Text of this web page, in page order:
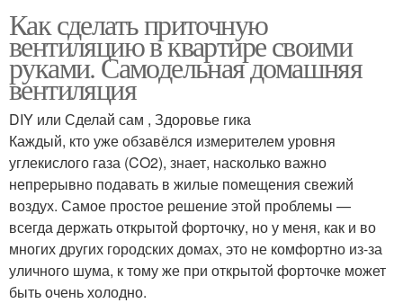
Вентиляция в доме
Как сделать приточную
вентиляцию в квартире своими
руками. Самодельная домашняя
вентиляция
DIY или Сделай сам , Здоровье гика
Каждый, кто уже обзавёлся измерителем уровня
углекислого газа (CO2), знает, насколько важно
непрерывно подавать в жилые помещения свежий
воздух. Самое простое решение этой проблемы —
всегда держать открытой форточку, но у меня, как и во
многих других городских домах, это не комфортно из-за
уличного шума, к тому же при открытой форточке может
быть очень холодно.